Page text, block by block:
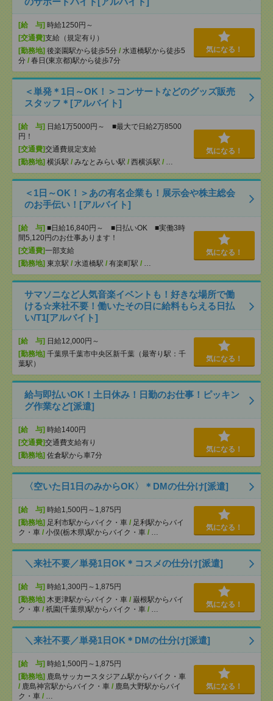
[給 与] 時給1250円～
[交通費]支給（規定有り）
[勤務地] 後楽園駅から徒歩5分 / 水道橋駅から徒歩5
分 / 春日(東京都)駅から徒歩7分
気になる！
＜単発＊1日～OK！＞コンサートなどのグッズ販売
スタッフ＊[アルバイト]
[給 与] 日給1万5000円～ ■最大で日給2万8500
円！
[交通費]交通費規定支給
[勤務地] 横浜駅 / みなとみらい駅 / 西横浜駅 / …
気になる！
＜1日～OK！＞あの有名企業も！展示会や株主総会
のお手伝い！[アルバイト]
[給 与] ■日給16,840円～ ■日払いOK ■実働3時
間5,120円のお仕事あります！
[交通費]一部支給
[勤務地] 東京駅 / 水道橋駅 / 有楽町駅 / …
気になる！
サマソニなど人気音楽イベントも！好きな場所で働
ける☆来社不要！働いたその日に給料もらえる日払
い/T1[アルバイト]
[給 与] 日給12,000円～
[勤務地] 千葉県千葉市中央区新千葉（最寄り駅：千
葉駅）
気になる！
給与即払いOK！土日休み！日勤のお仕事！ピッキン
グ作業など[派遣]
[給 与] 時給1400円
[交通費]交通費支給有り
[勤務地] 佐倉駅から車7分
気になる！
〈空いた日1日のみからOK〉＊DMの仕分け[派遣]
[給 与] 時給1,500円～1,875円
[勤務地] 足利市駅からバイク・車 / 足利駅からバイ
ク・車 / 小俣(栃木県)駅からバイク・車 / …
気になる！
＼来社不要／単発1日OK＊コスメの仕分け[派遣]
[給 与] 時給1,300円～1,875円
[勤務地] 木更津駅からバイク・車 / 巌根駅からバイ
ク・車 / 祇園(千葉県)駅からバイク・車 / …
気になる！
＼来社不要／単発1日OK＊DMの仕分け[派遣]
[給 与] 時給1,500円～1,875円
[勤務地] 鹿島サッカースタジアム駅からバイク・車
/ 鹿島神宮駅からバイク・車 / 鹿島大野駅からバイ
ク・車 / …
気になる！